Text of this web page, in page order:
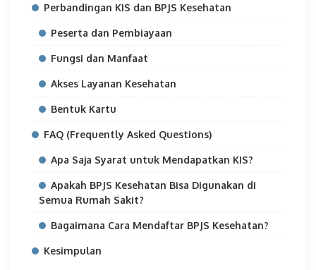
Perbandingan KIS dan BPJS Kesehatan
Peserta dan Pembiayaan
Fungsi dan Manfaat
Akses Layanan Kesehatan
Bentuk Kartu
FAQ (Frequently Asked Questions)
Apa Saja Syarat untuk Mendapatkan KIS?
Apakah BPJS Kesehatan Bisa Digunakan di
Semua Rumah Sakit?
Bagaimana Cara Mendaftar BPJS Kesehatan?
Kesimpulan